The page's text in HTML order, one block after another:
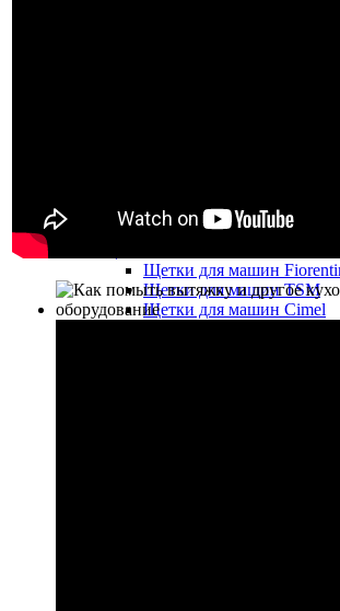
Насадки для сбора
Запчасти, аксессуары и
поломоечных машин
Щетки для машин
Щетки для машин TSM
Щетки для машин Cimel